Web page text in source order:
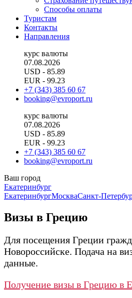
Способы оплаты
Туристам
Контакты
Направления
курс валюты
07.08.2026
USD - 85.89
EUR - 99.23
+7 (343) 385 60 67
booking@evroport.ru
курс валюты
07.08.2026
USD - 85.89
EUR - 99.23
+7 (343) 385 60 67
booking@evroport.ru
Ваш город
Екатеринбург
ЕкатеринбургМоскваСанкт-
Визы в Грецию
Для посещения Греции
Новороссийске. Подача на
данные.
Получение визы в Грецию в